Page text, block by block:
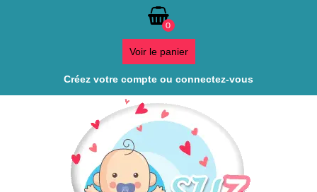
0
Voir le panier
Créez votre compte ou connectez-vous